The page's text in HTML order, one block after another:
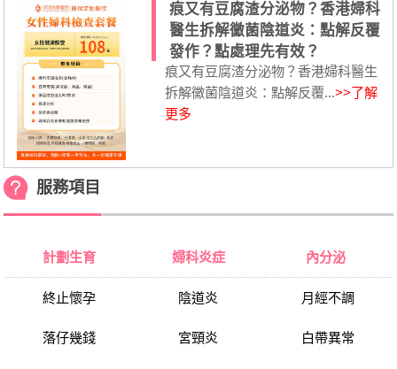
痕又有豆腐渣分泌物？香港婦科
醫生拆解黴菌陰道炎：點解反覆
發作？點處理先有效？
痕又有豆腐渣分泌物？香港婦科醫生
拆解黴菌陰道炎：點解反覆...>>了解
更多
服務項目
計劃生育
終止懷孕
落仔幾錢
婦科炎症
陰道炎
宮頸炎
內分泌
月經不調
白帶異常